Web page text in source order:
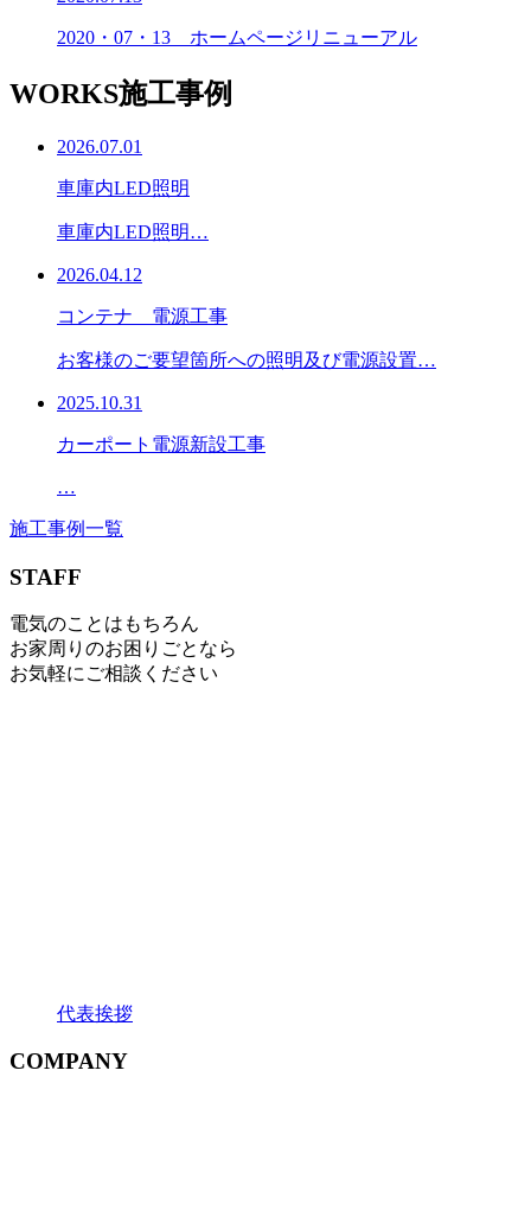
2020・07・13 ホームページリニューアル
WORKS施工事例
2026.07.01
車庫内LED照明
車庫内LED照明…
2026.04.12
コンテナ 電源工事
お客様のご要望箇所への照明及び電源設置…
2025.10.31
カーポート電源新設工事
…
施工事例一覧
STAFF
電気のことはもちろん
お家周りのお困りごとなら
お気軽にご相談ください
代表挨拶
COMPANY